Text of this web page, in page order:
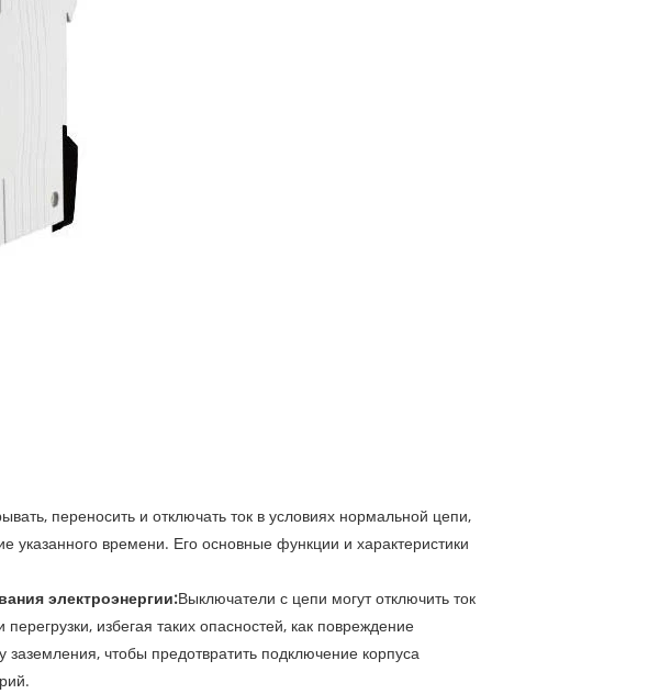
переносить и отключать ток в условиях нормальной цепи,
указанного времени. Его основные функции и характеристики
электроэнергии:Выключатели с цепи могут отключить ток
избегая таких опасностей, как повреждение
чтобы предотвратить подключение корпуса